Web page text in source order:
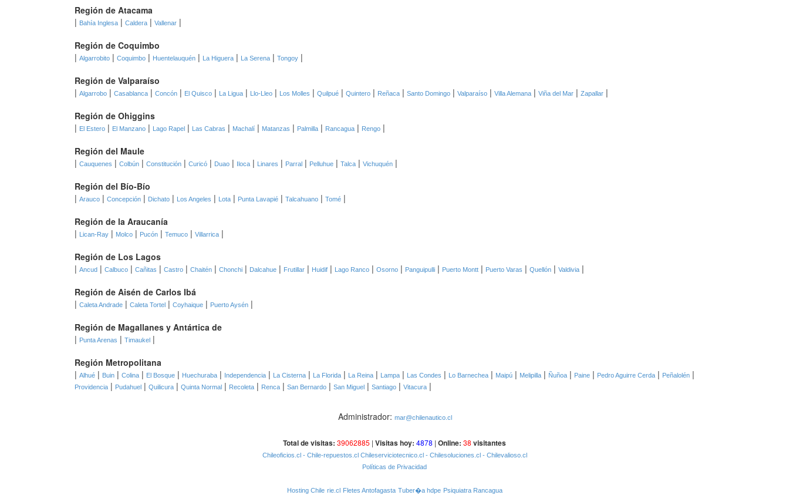
Región de Atacama
| Bahía Inglesa | Caldera | Vallenar |
Región de Coquimbo
| Algarrobito | Coquimbo | Huentelauquén | La Higuera | La Serena | Tongoy |
Región de Valparaíso
| Algarrobo | Casablanca | Concón | El Quisco | La Ligua | Llo-Lleo | Los Molles | Quilpué | Quintero | Reñaca | Santo Domingo | Valparaíso | Villa Alemana | Viña del Mar | Zapallar |
Región de Ohiggins
| El Estero | El Manzano | Lago Rapel | Las Cabras | Machalí | Matanzas | Palmilla | Rancagua | Rengo |
Región del Maule
| Cauquenes | Colbún | Constitución | Curicó | Duao | Iloca | Linares | Parral | Pelluhue | Talca | Vichuquén |
Región del Bío-Bío
| Arauco | Concepción | Dichato | Los Angeles | Lota | Punta Lavapié | Talcahuano | Tomé |
Región de la Araucanía
| Lican-Ray | Molco | Pucón | Temuco | Villarrica |
Región de Los Lagos
| Ancud | Calbuco | Cañitas | Castro | Chaitén | Chonchi | Dalcahue | Frutillar | Huidif | Lago Ranco | Osorno | Panguipulli | Puerto Montt | Puerto Varas | Quellón | Valdivia |
Región de Aisén de Carlos Ibá
| Caleta Andrade | Caleta Tortel | Coyhaique | Puerto Aysén |
Región de Magallanes y Antártica de
| Punta Arenas | Timaukel |
Región Metropolitana
| Alhué | Buin | Colina | El Bosque | Huechuraba | Independencia | La Cisterna | La Florida | La Reina | Lampa | Las Condes | Lo Barnechea | Maipú | Melipilla | Ñuñoa | Paine | Pedro Aguirre Cerda | Peñalolén |
Providencia | Pudahuel | Quilicura | Quinta Normal | Recoleta | Renca | San Bernardo | San Miguel | Santiago | Vitacura |
Administrador: mar@chilenautico.cl
Total de visitas: 39062885 | Visitas hoy: 4878 | Online: 38 visitantes
Chileoficios.cl- Chile-repuestos.clChileserviciotecnico.cl- Chilesoluciones.cl- Chilevalioso.cl
Políticas de Privacidad
Hosting Chile rie.cl Fletes Antofagasta Tuber�a hdpe Psiquiatra Rancagua